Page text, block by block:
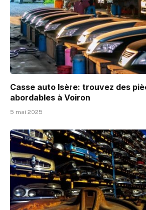
Casse auto Isère: trouvez des
abordables à Voiron
5 mai 2025